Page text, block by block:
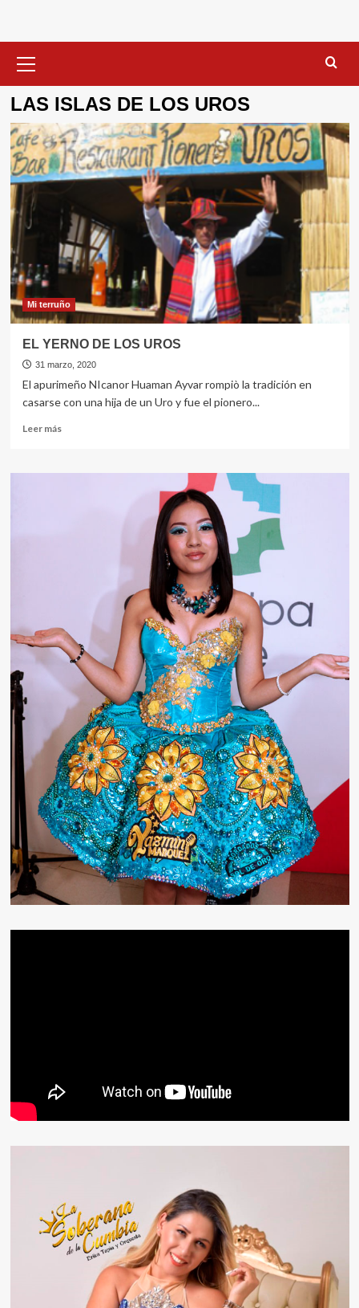
primario
LAS ISLAS DE LOS UROS
Mi terruño
EL YERNO DE LOS UROS
31 marzo, 2020
El apurimeño NIcanor Huaman Ayvar rompiò la tradición en
casarse con una hija de un Uro y fue el pionero...
Leer másLeer
EL